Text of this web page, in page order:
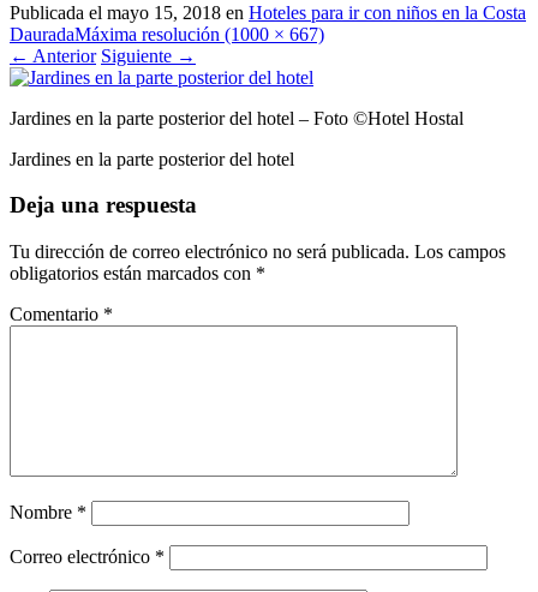
Publicada el mayo 15, 2018 en Hoteles para ir con niños en la Costa
DauradaMáxima resolución (1000 × 667)
← Anterior Siguiente →
Jardines en la parte posterior del hotel – Foto ©Hotel Hostal
Jardines en la parte posterior del hotel
Deja una respuesta
Tu dirección de correo electrónico no será publicada. Los campos
obligatorios están marcados con *
Comentario *
Nombre *
Correo electrónico *